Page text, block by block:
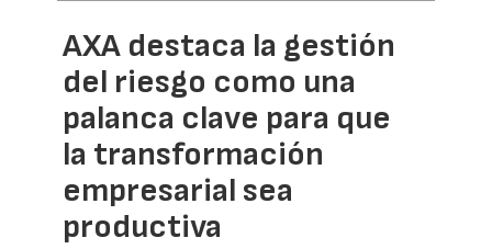
AXA destaca la gestión
del riesgo como una
palanca clave para que
la transformación
empresarial sea
productiva